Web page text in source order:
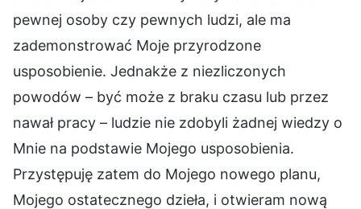
pewnej osoby czy pewnych ludzi, ale ma
zademonstrować Moje przyrodzone
usposobienie. Jednakże z niezliczonych
powodów – być może z braku czasu lub przez
nawał pracy – ludzie nie zdobyli żadnej wiedzy o
Mnie na podstawie Mojego usposobienia.
Przystępuję zatem do Mojego nowego planu,
Mojego ostatecznego dzieła, i otwieram nową